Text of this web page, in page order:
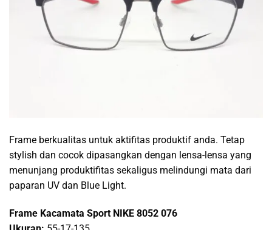
Frame berkualitas untuk aktifitas produktif anda. Tetap
stylish dan cocok dipasangkan dengan lensa-lensa yang
menunjang produktifitas sekaligus melindungi mata dari
paparan UV dan Blue Light.
Frame Kacamata Sport NIKE 8052 076